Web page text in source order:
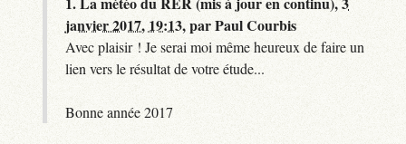
janvier 2017, 19:13,parPaul Courbis
Avec plaisir ! Je serai moi même heureux de faire un
lien vers le résultat de votre étude...
Bonne année 2017